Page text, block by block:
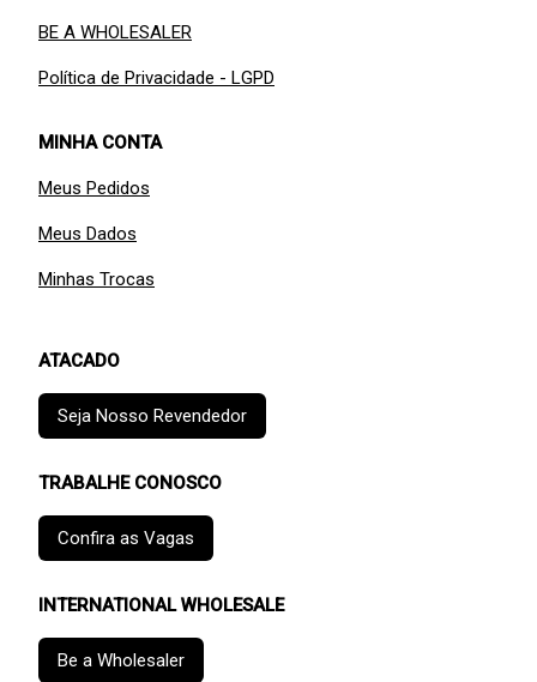
BE A WHOLESALER
Política de Privacidade - LGPD
MINHA CONTA
Meus Pedidos
Meus Dados
Minhas Trocas
ATACADO
Seja Nosso Revendedor
TRABALHE CONOSCO
Confira as Vagas
INTERNATIONAL WHOLESALE
Be a Wholesaler